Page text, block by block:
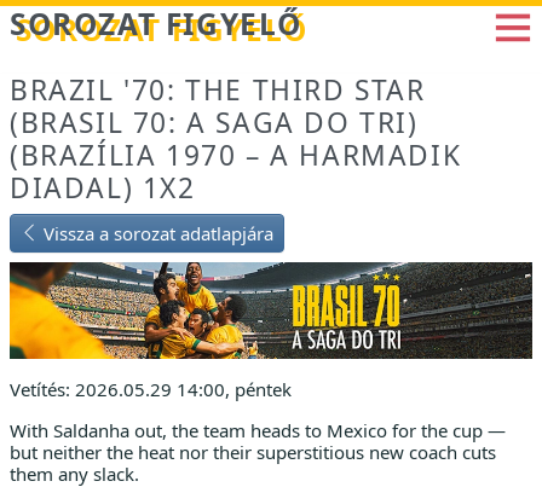
Betöltés...
SOROZAT FIGYELŐ
BRAZIL '70: THE THIRD STAR
(BRASIL 70: A SAGA DO TRI)
(BRAZÍLIA 1970 – A HARMADIK
DIADAL) 1X2
Vissza a sorozat adatlapjára
Vetítés: 2026.05.29 14:00, péntek
With Saldanha out, the team heads to Mexico for the cup —
but neither the heat nor their superstitious new coach cuts
them any slack.